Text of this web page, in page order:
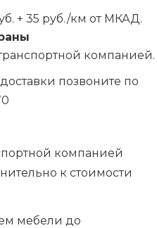
+ 35 руб./км от МКАД.
компанией.
позвоните по
компанией
к стоимости
мебели до